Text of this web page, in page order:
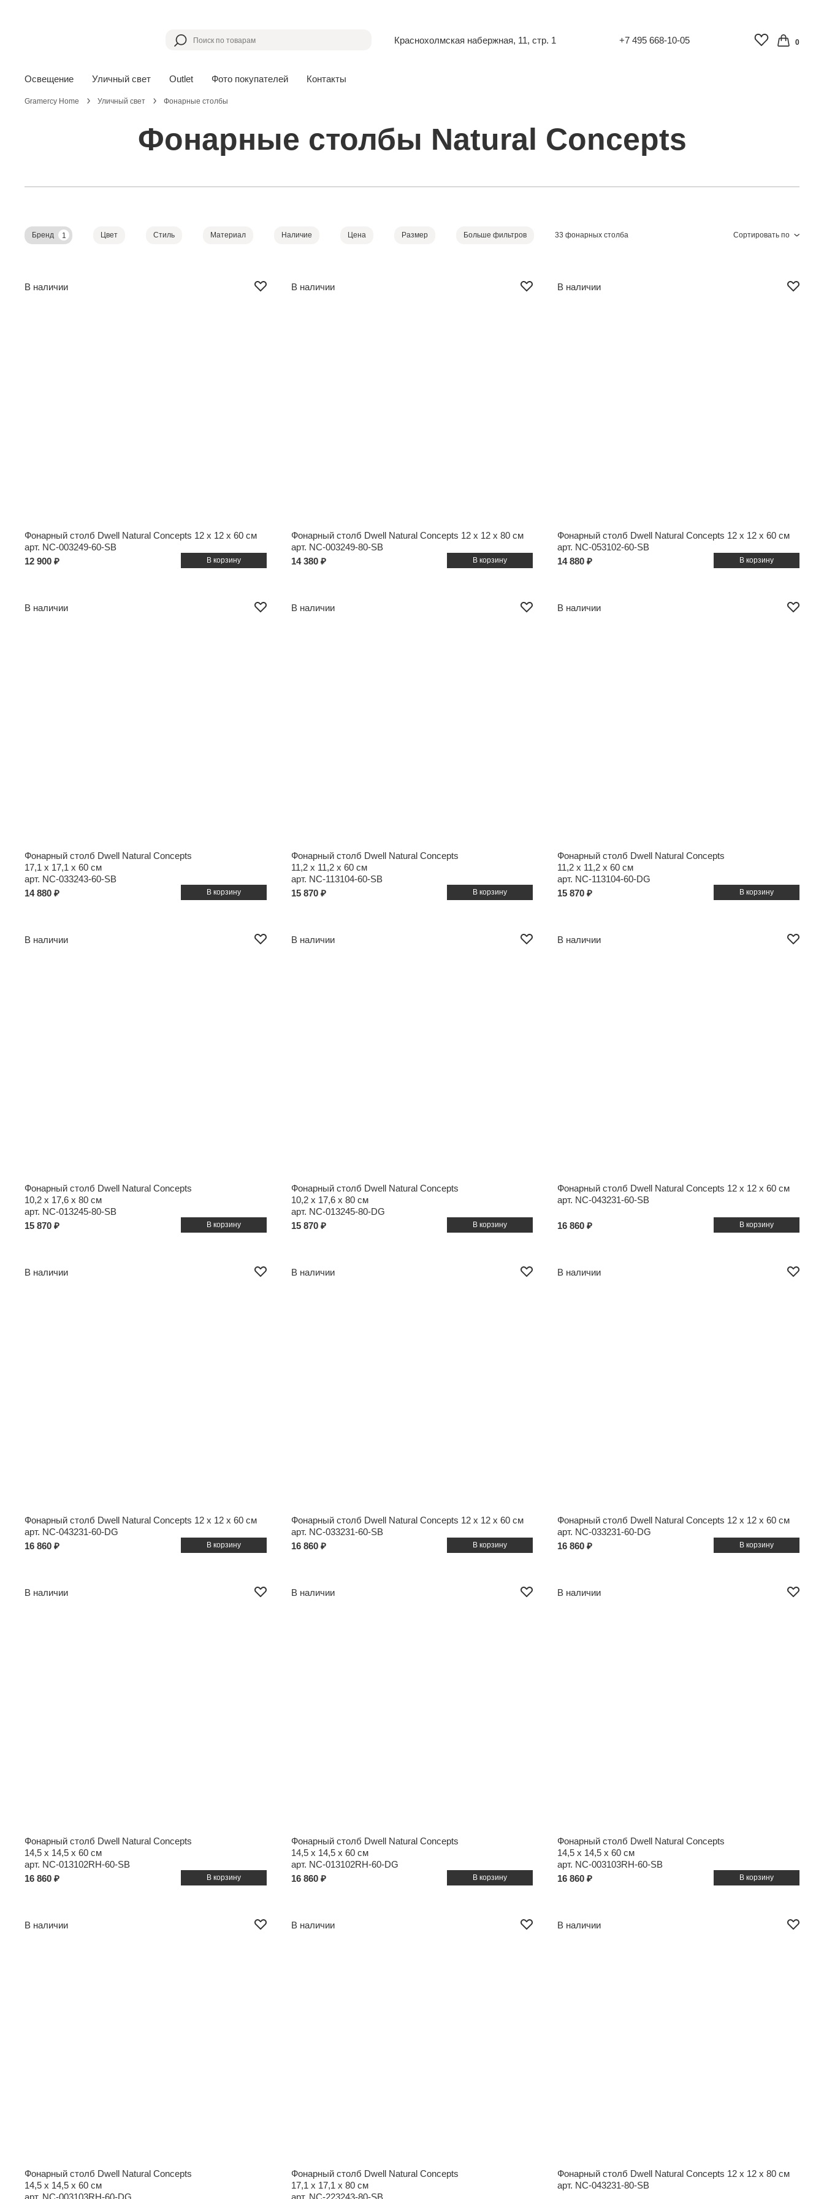
Краснохолмская набержная, 11, стр. 1 +7 495 668-10-05 0
Освещение Уличный свет Outlet Фото покупателей Контакты
Gramercy Home Уличный свет Фонарные столбы
Фонарные столбы Natural Concepts
Сортировать по
Бренд 1 Цвет Стиль Материал Наличие Цена Размер Больше фильтров 33 фонарных столба
В наличии
Фонарный столб Dwell Natural Concepts 12 x 12 x 60 см
арт. NC-003249-60-SB
12 900 ₽
В наличии
Фонарный столб Dwell Natural Concepts 12 x 12 x 80 см
арт. NC-003249-80-SB
14 380 ₽
В наличии
Фонарный столб Dwell Natural Concepts 12 x 12 x 60 см
арт. NC-053102-60-SB
14 880 ₽
В наличии
Фонарный столб Dwell Natural Concepts
17,1 x 17,1 x 60 см
арт. NC-033243-60-SB
14 880 ₽
В наличии
Фонарный столб Dwell Natural Concepts
11,2 x 11,2 x 60 см
арт. NC-113104-60-SB
15 870 ₽
В наличии
Фонарный столб Dwell Natural Concepts
11,2 x 11,2 x 60 см
арт. NC-113104-60-DG
15 870 ₽
В наличии
Фонарный столб Dwell Natural Concepts
10,2 x 17,6 x 80 см
арт. NC-013245-80-SB
15 870 ₽
В наличии
Фонарный столб Dwell Natural Concepts
10,2 x 17,6 x 80 см
арт. NC-013245-80-DG
15 870 ₽
В наличии
Фонарный столб Dwell Natural Concepts 12 x 12 x 60 см
арт. NC-043231-60-SB
16 860 ₽
В наличии
Фонарный столб Dwell Natural Concepts 12 x 12 x 60 см
арт. NC-043231-60-DG
16 860 ₽
В наличии
Фонарный столб Dwell Natural Concepts 12 x 12 x 60 см
арт. NC-033231-60-SB
16 860 ₽
В наличии
Фонарный столб Dwell Natural Concepts 12 x 12 x 60 см
арт. NC-033231-60-DG
16 860 ₽
В наличии
Фонарный столб Dwell Natural Concepts
14,5 x 14,5 x 60 см
арт. NC-013102RH-60-SB
16 860 ₽
В наличии
Фонарный столб Dwell Natural Concepts
14,5 x 14,5 x 60 см
арт. NC-013102RH-60-DG
16 860 ₽
В наличии
Фонарный столб Dwell Natural Concepts
14,5 x 14,5 x 60 см
арт. NC-003103RH-60-SB
16 860 ₽
В наличии
Фонарный столб Dwell Natural Concepts
14,5 x 14,5 x 60 см
арт. NC-003103RH-60-DG
В наличии
Фонарный столб Dwell Natural Concepts
17,1 x 17,1 x 80 см
арт. NC-223243-80-SB
В наличии
Фонарный столб Dwell Natural Concepts 12 x 12 x 80 см
арт. NC-043231-80-SB